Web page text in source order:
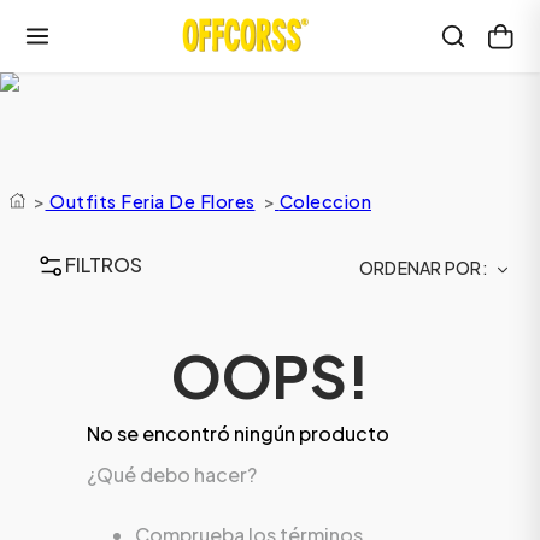
> Outfits Feria De Flores > Coleccion
FILTROS ORDENAR POR
OOPS!
No se encontró ningún producto
¿Qué debo hacer?